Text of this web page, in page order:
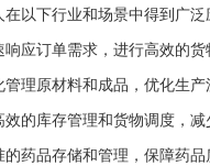
以下行业和场景中得到广泛
应订单需求，进行高效的货
理原材料和成品，优化生产
的库存管理和货物调度，减
药品存储和管理，保障药品